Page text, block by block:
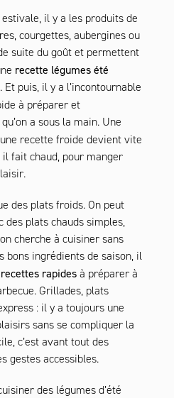
il y a les produits de
courgettes, aubergines ou
suite du goût et permettent
recette légumes été
puis, il y a l’incontournable
à préparer et
a sous la main. Une
recette froide devient vite
fait chaud, pour manger
des plats froids. On peut
plats chauds simples,
cherche à cuisiner sans
bons ingrédients de saison, il
recettes rapides à préparer à
Grillades, plats
: il y a toujours une
sans se compliquer la
c’est avant tout des
gestes accessibles.
des légumes d’été